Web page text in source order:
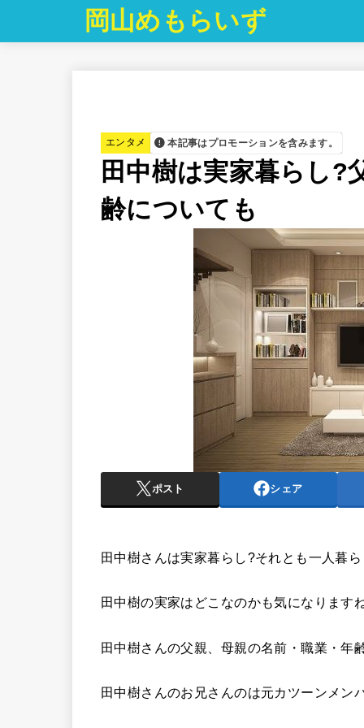
岡山めもらいず
エンタメ 本記事はプロモーションを含みます。
田中樹は実家暮らし?
齢についても
ポスト シェア
田中樹さんは実家暮らし?それとも一人暮
田中樹の実家はどこなのかも気になります
田中樹さんの父親、母親の名前・職業・年
田中樹さんのお兄さんのは元カツーンメン